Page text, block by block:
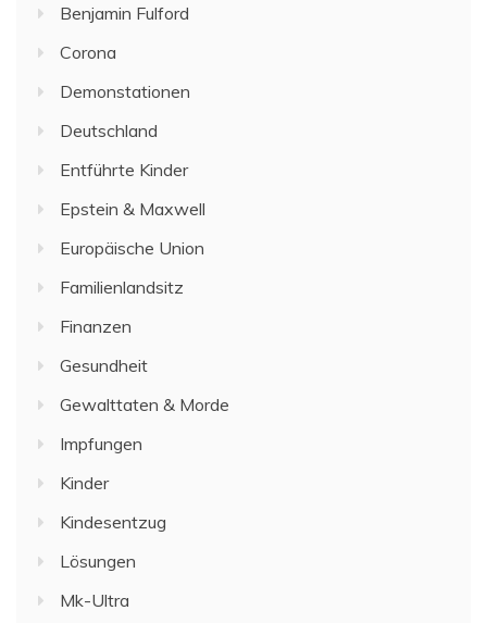
Benjamin Fulford
Corona
Demonstationen
Deutschland
Entführte Kinder
Epstein & Maxwell
Europäische Union
Familienlandsitz
Finanzen
Gesundheit
Gewalttaten & Morde
Impfungen
Kinder
Kindesentzug
Lösungen
Mk-Ultra